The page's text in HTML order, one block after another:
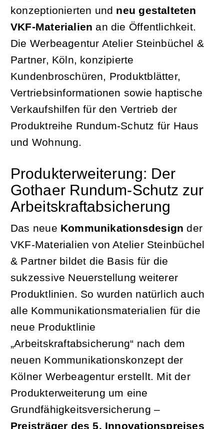
konzeptionierten und neu gestalteten
VKF-Materialien an die Öffentlichkeit.
Die Werbeagentur Atelier Steinbüchel &
Partner, Köln, konzipierte
Kundenbroschüren, Produktblätter,
Vertriebsinformationen sowie haptische
Verkaufshilfen für den Vertrieb der
Produktreihe Rundum-Schutz für Haus
und Wohnung.
Produkterweiterung: Der
Gothaer Rundum-Schutz zur
Arbeitskraftabsicherung
Das neue Kommunikationsdesign der
VKF-Materialien von Atelier Steinbüchel
& Partner bildet die Basis für die
sukzessive Neuerstellung weiterer
Produktlinien. So wurden natürlich auch
alle Kommunikationsmaterialien für die
neue Produktlinie
„Arbeitskraftabsicherung“ nach dem
neuen Kommunikationskonzept der
Kölner Werbeagentur erstellt. Mit der
Produkterweiterung um eine
Grundfähigkeitsversicherung –
Preisträger des5. Innovationspreises